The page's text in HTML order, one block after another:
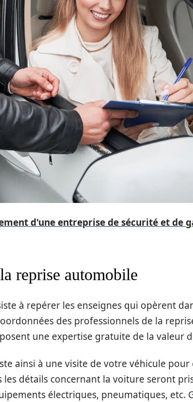
d'une entreprise de sécurité et de
reprise automobile
à repérer les enseignes qui opèrent
des professionnels de la
une expertise gratuite de la valeur
ainsi à une visite de votre véhicule
les détails concernant la voiture seront
électriques, pneumatiques, etc.